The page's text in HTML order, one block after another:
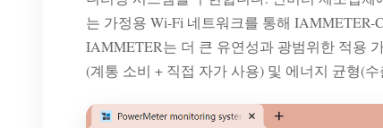
는 가정용 Wi-Fi 네트워크를 통해
IAMMETER는 더 큰 유연성과 광범위한 적용
(계통 소비 + 직접 자가 사용) 및 에너지 균형(